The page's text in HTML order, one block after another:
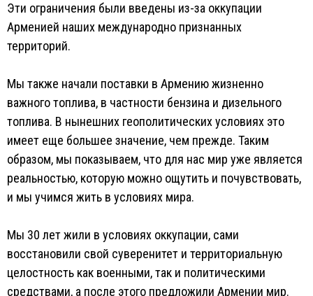
Эти ограничения были введены из-за оккупации
Арменией наших международно признанных
территорий.
Мы также начали поставки в Армению жизненно
важного топлива, в частности бензина и дизельного
топлива. В нынешних геополитических условиях это
имеет еще большее значение, чем прежде. Таким
образом, мы показываем, что для нас мир уже является
реальностью, которую можно ощутить и почувствовать,
и мы учимся жить в условиях мира.
Мы 30 лет жили в условиях оккупации, сами
восстановили свой суверенитет и территориальную
целостность как военными, так и политическими
средствами, а после этого предложили Армении мир.